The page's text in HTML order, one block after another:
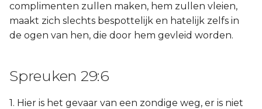
complimenten zullen maken, hem zullen vleien,
maakt zich slechts bespottelijk en hatelijk zelfs in
de ogen van hen, die door hem gevleid worden.
Spreuken 29:6
1. Hier is het gevaar van een zondige weg, er is niet